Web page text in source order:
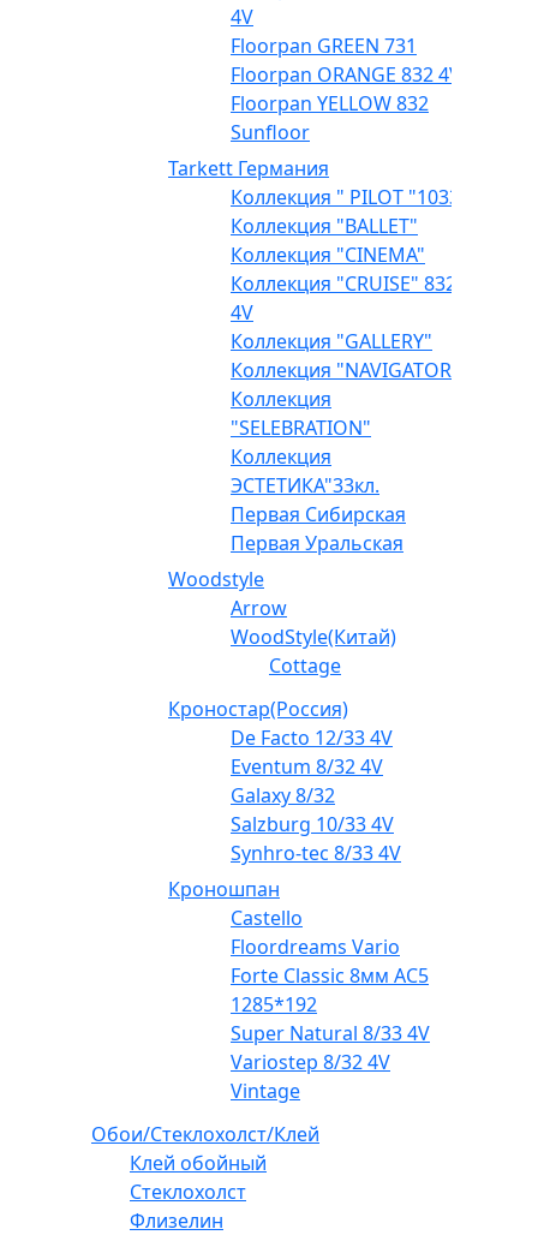
4V
Floorpan GREEN 731
Floorpan ORANGE 832 4V
Floorpan YELLOW 832
Sunfloor
Tarkett Германия
Коллекция " PILOT "1033
Коллекция "BALLET"
Коллекция "CINEMA"
Коллекция "CRUISE" 832
4V
Коллекция "GALLERY"
Коллекция "NAVIGATOR"
Коллекция
"SELEBRATION"
Коллекция
ЭСТЕТИКА"33кл.
Первая Сибирская
Первая Уральская
Woodstyle
Arrow
WoodStyle(Китай)
Cottage
Кроностар(Россия)
De Facto 12/33 4V
Eventum 8/32 4V
Galaxy 8/32
Salzburg 10/33 4V
Synhro-tec 8/33 4V
Кроношпан
Castello
Floordreams Vario
Forte Classic 8мм AC5
1285*192
Super Natural 8/33 4V
Variostep 8/32 4V
Vintage
Обои/Стеклохолст/Клей
Клей обойный
Стеклохолст
Флизелин